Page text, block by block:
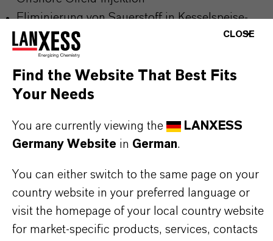
Eliminierung von Sauerstoff in Kesselspeise-
und Heizkreislaufwasser
PRODUKTINFORMATIONEN
CLOSE
Find the Website That Best Fits
Your Needs
You are currently viewing the
LANXESS
Germany Website in German.
You can either switch to the same page on your
country website in your preferred language or
visit the homepage of your local country website
for market-specific products, services, contacts